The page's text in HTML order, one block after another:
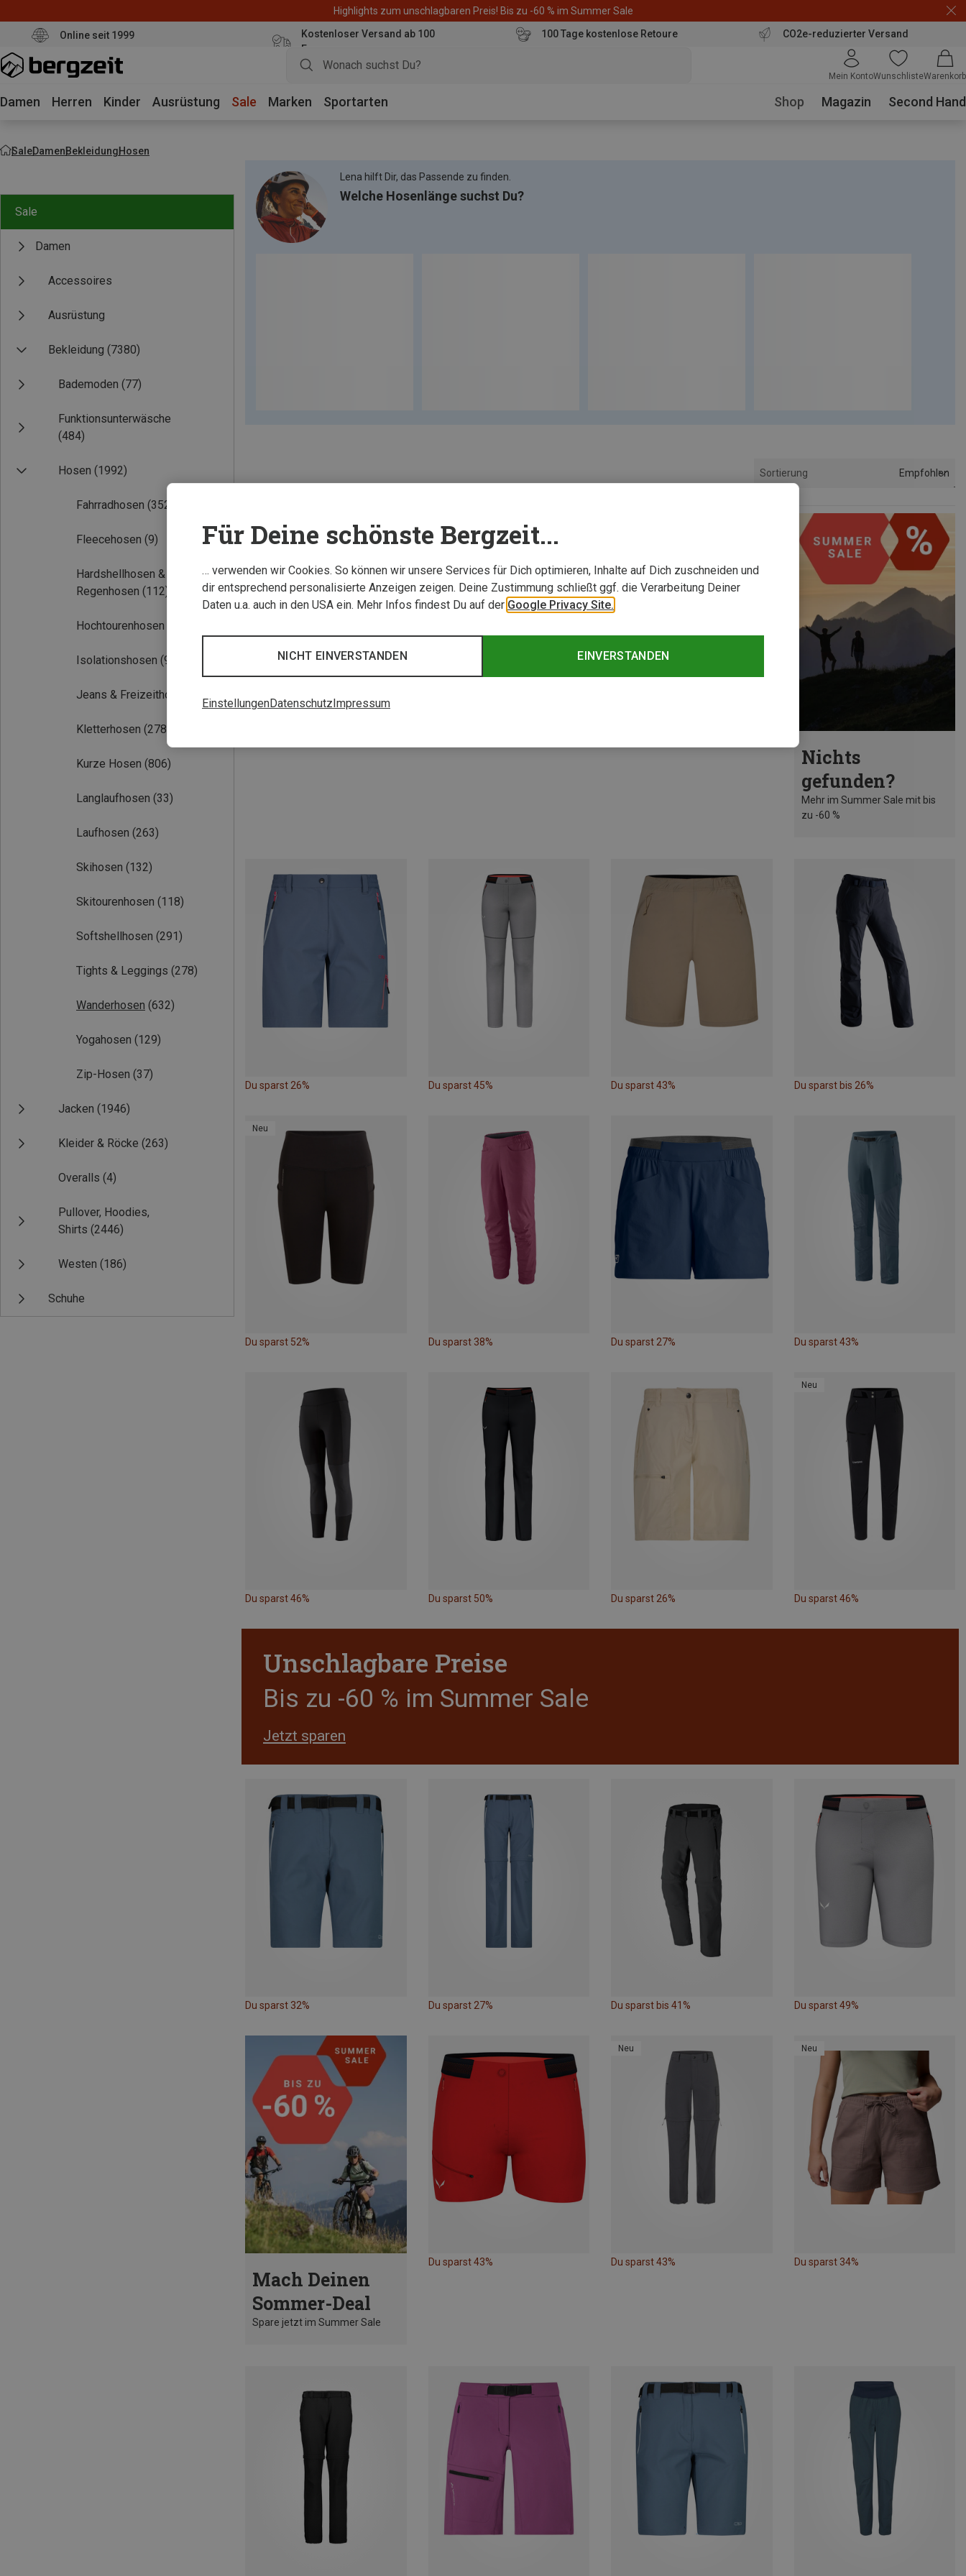
Highlights zum unschlagbaren Preis! Bis zu -60 % im Summer Sale
Online seit 1999
Kostenloser Versand ab 100
Euro
100 Tage kostenlose Retoure CO2e-reduzierter Versand
Mein KontoWunschlisteWarenkorb
Damen Herren Kinder Ausrüstung Sale Marken Sportarten Shop Magazin Second Hand
SaleDamenBekleidungHosen
Sale
Damen
Accessoires
Ausrüstung
Bekleidung (7380)
Bademoden (77)
Funktionsunterwäsche
(484)
Hosen (1992)
Fahrradhosen (352)
Fleecehosen (9)
Hardshellhosen &
Regenhosen (112)
Hochtourenhosen
Isolationshosen (90)
Jeans & Freizeithosen
Kletterhosen (278)
Kurze Hosen (806)
Langlaufhosen (33)
Laufhosen (263)
Skihosen (132)
Skitourenhosen (118)
Softshellhosen (291)
Tights & Leggings (278)
Wanderhosen (632)
Yogahosen (129)
Zip-Hosen (37)
Jacken (1946)
Kleider & Röcke (263)
Overalls (4)
Pullover, Hoodies,
Shirts (2446)
Westen (186)
Schuhe
Lena hilft Dir, das Passende zu finden.
Welche Hosenlänge suchst Du?
Sortierung Empfohlen
Nichts
gefunden?
Mehr im Summer Sale mit bis
zu -60 %
Du sparst 26% Du sparst 45% Du sparst 43% Du sparst bis 26%
Neu
Du sparst 52% Du sparst 38% Du sparst 27% Du sparst 43%
Du sparst 46% Du sparst 50% Du sparst 26%
Neu
Du sparst 46%
Unschlagbare Preise
Bis zu -60 % im Summer Sale
Jetzt sparen
Du sparst 32% Du sparst 27% Du sparst bis 41% Du sparst 49%
Mach Deinen
Sommer-Deal
Spare jetzt im Summer Sale
Du sparst 43%
Neu
Du sparst 43%
Neu
Du sparst 34%
Für Deine schönste Bergzeit...
… verwenden wir Cookies. So können wir unsere Services für Dich optimieren, Inhalte auf Dich zuschneiden und
dir entsprechend personalisierte Anzeigen zeigen. Deine Zustimmung schließt ggf. die Verarbeitung Deiner
Daten u.a. auch in den USA ein. Mehr Infos findest Du auf der Google Privacy Site.
EINVERSTANDEN
NICHT EINVERSTANDEN
EinstellungenDatenschutzImpressum